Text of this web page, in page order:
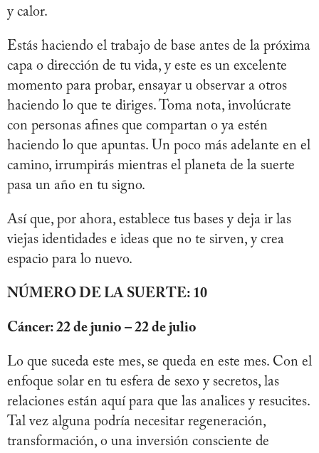
y calor.
Estás haciendo el trabajo de base antes de la próxima
capa o dirección de tu vida, y este es un excelente
momento para probar, ensayar u observar a otros
haciendo lo que te diriges. Toma nota, involúcrate
con personas afines que compartan o ya estén
haciendo lo que apuntas. Un poco más adelante en el
camino, irrumpirás mientras el planeta de la suerte
pasa un año en tu signo.
Así que, por ahora, establece tus bases y deja ir las
viejas identidades e ideas que no te sirven, y crea
espacio para lo nuevo.
NÚMERO DE LA SUERTE: 10
Cáncer: 22 de junio – 22 de julio
Lo que suceda este mes, se queda en este mes. Con el
enfoque solar en tu esfera de sexo y secretos, las
relaciones están aquí para que las analices y resucites.
Tal vez alguna podría necesitar regeneración,
transformación, o una inversión consciente de